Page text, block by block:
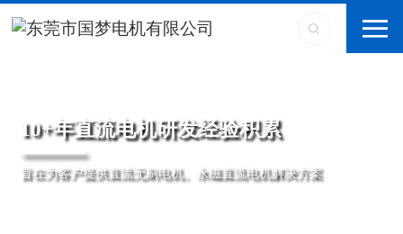
10+年直流电机研发经验积累
旨在为客户提供直流无刷电机、永磁直流电机解决方案